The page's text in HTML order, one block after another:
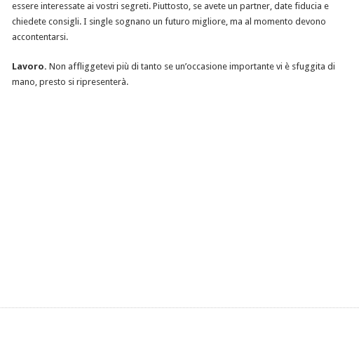
essere interessate ai vostri segreti. Piuttosto, se avete un partner, date fiducia e
chiedete consigli. I single sognano un futuro migliore, ma al momento devono
accontentarsi.
Lavoro. Non affliggetevi più di tanto se un’occasione importante vi è sfuggita di
mano, presto si ripresenterà.